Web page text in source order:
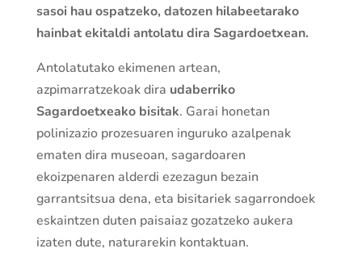
sasoi hau ospatzeko, datozen hilabeetarako
hainbat ekitaldi antolatu dira Sagardoetxean.
Antolatutako ekimenen artean,
azpimarratzekoak dira udaberriko
Sagardoetxeako bisitak. Garai honetan
polinizazio prozesuaren inguruko azalpenak
ematen dira museoan, sagardoaren
ekoizpenaren alderdi ezezagun bezain
garrantsitsua dena, eta bisitariek sagarrondoek
eskaintzen duten paisaiaz gozatzeko aukera
izaten dute, naturarekin kontaktuan.